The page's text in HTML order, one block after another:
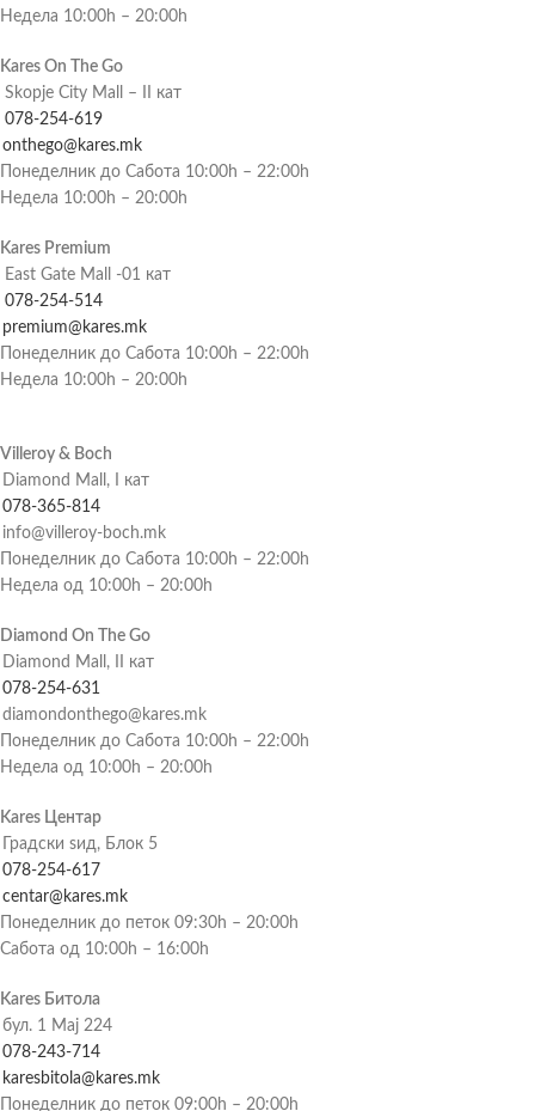
Недела 10:00h – 20:00h
Kares On The Go
Skopje City Mall – II кат
078-254-619
onthego@kares.mk
Понеделник до Сабота 10:00h – 22:00h
Недела 10:00h – 20:00h
Kares Premium
East Gate Mall -01 кат
078-254-514
premium@kares.mk
Понеделник до Сабота 10:00h – 22:00h
Недела 10:00h – 20:00h
Villeroy & Boch
Diamond Mall, I кат
078-365-814
info@villeroy-boch.mk
Понеделник до Сабота 10:00h – 22:00h
Недела од 10:00h – 20:00h
Diamond On The Go
Diamond Mall, II кат
078-254-631
diamondonthego@kares.mk
Понеделник до Сабота 10:00h – 22:00h
Недела од 10:00h – 20:00h
Kares Центар
Градски ѕид, Блок 5
078-254-617
centar@kares.mk
Понеделник до петок 09:30h – 20:00h
Сабота од 10:00h – 16:00h
Kares Битола
бул. 1 Мај 224
078-243-714
karesbitola@kares.mk
Понеделник до петок 09:00h – 20:00h